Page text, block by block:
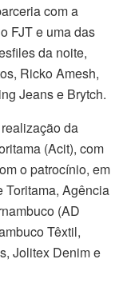
com a
FJT e uma das
da noite,
Ricko Amesh,
Jeans e Brytch.
da
(Acit), com
o patrocínio, em
Toritama, Agência
(AD
Têxtil,
Jolitex Denim e